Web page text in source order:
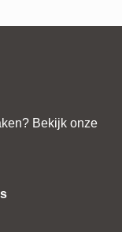
Bekijk onze